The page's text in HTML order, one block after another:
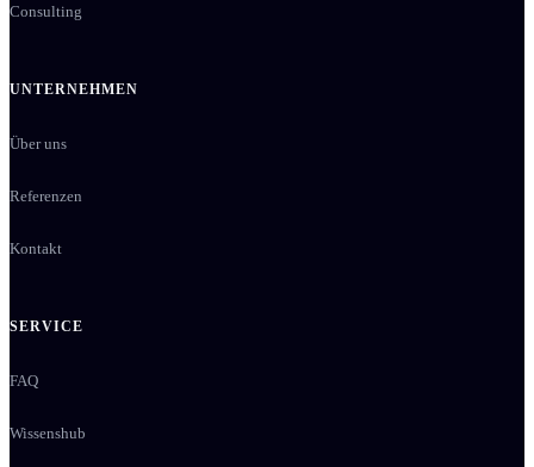
Consulting
UNTERNEHMEN
Über uns
Referenzen
Kontakt
SERVICE
FAQ
Wissenshub